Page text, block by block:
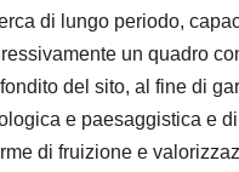
di lungo periodo,
un quadro
del sito, al fine di
e paesaggistica e di
di fruizione e